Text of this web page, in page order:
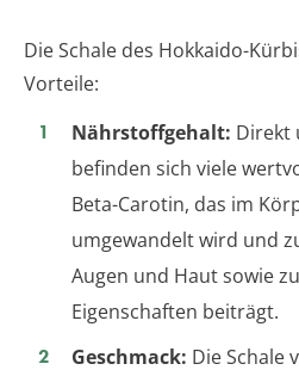
Die Schale des Hokkaido-
Vorteile:
Nährstoffgehalt: Direkt
befinden sich viele
Beta-Carotin, das im
umgewandelt wird und
Augen und Haut sowie
Eigenschaften beiträgt.
Geschmack: Die Schale